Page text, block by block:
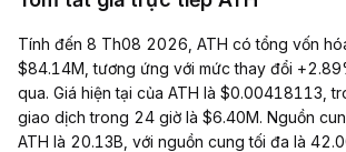
Tính đến 8 Th08 2026, ATH có tổng vốn
$84.14M, tương ứng với mức thay đổi
qua. Giá hiện tại của ATH là $0.00418113,
giao dịch trong 24 giờ là $6.40M. Nguồn
ATH là 20.13B, với nguồn cung tối đa là